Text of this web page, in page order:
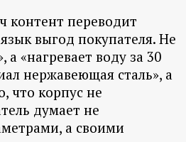
контент переводит
выгод покупателя. Не
а «нагревает воду за 30
нержавеющая сталь», а
что корпус не
думает не
а своими